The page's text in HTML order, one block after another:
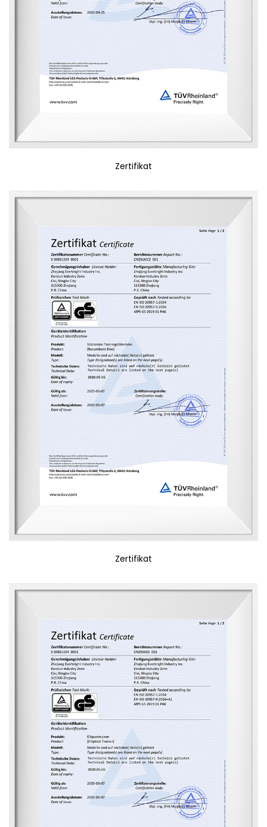
Zertifikat
Zertifikat